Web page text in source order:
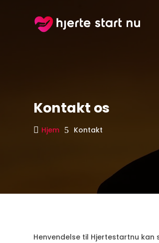
Kontakt os
 Hjem 5 Kontakt
Henvendelse til Hjertestartnu